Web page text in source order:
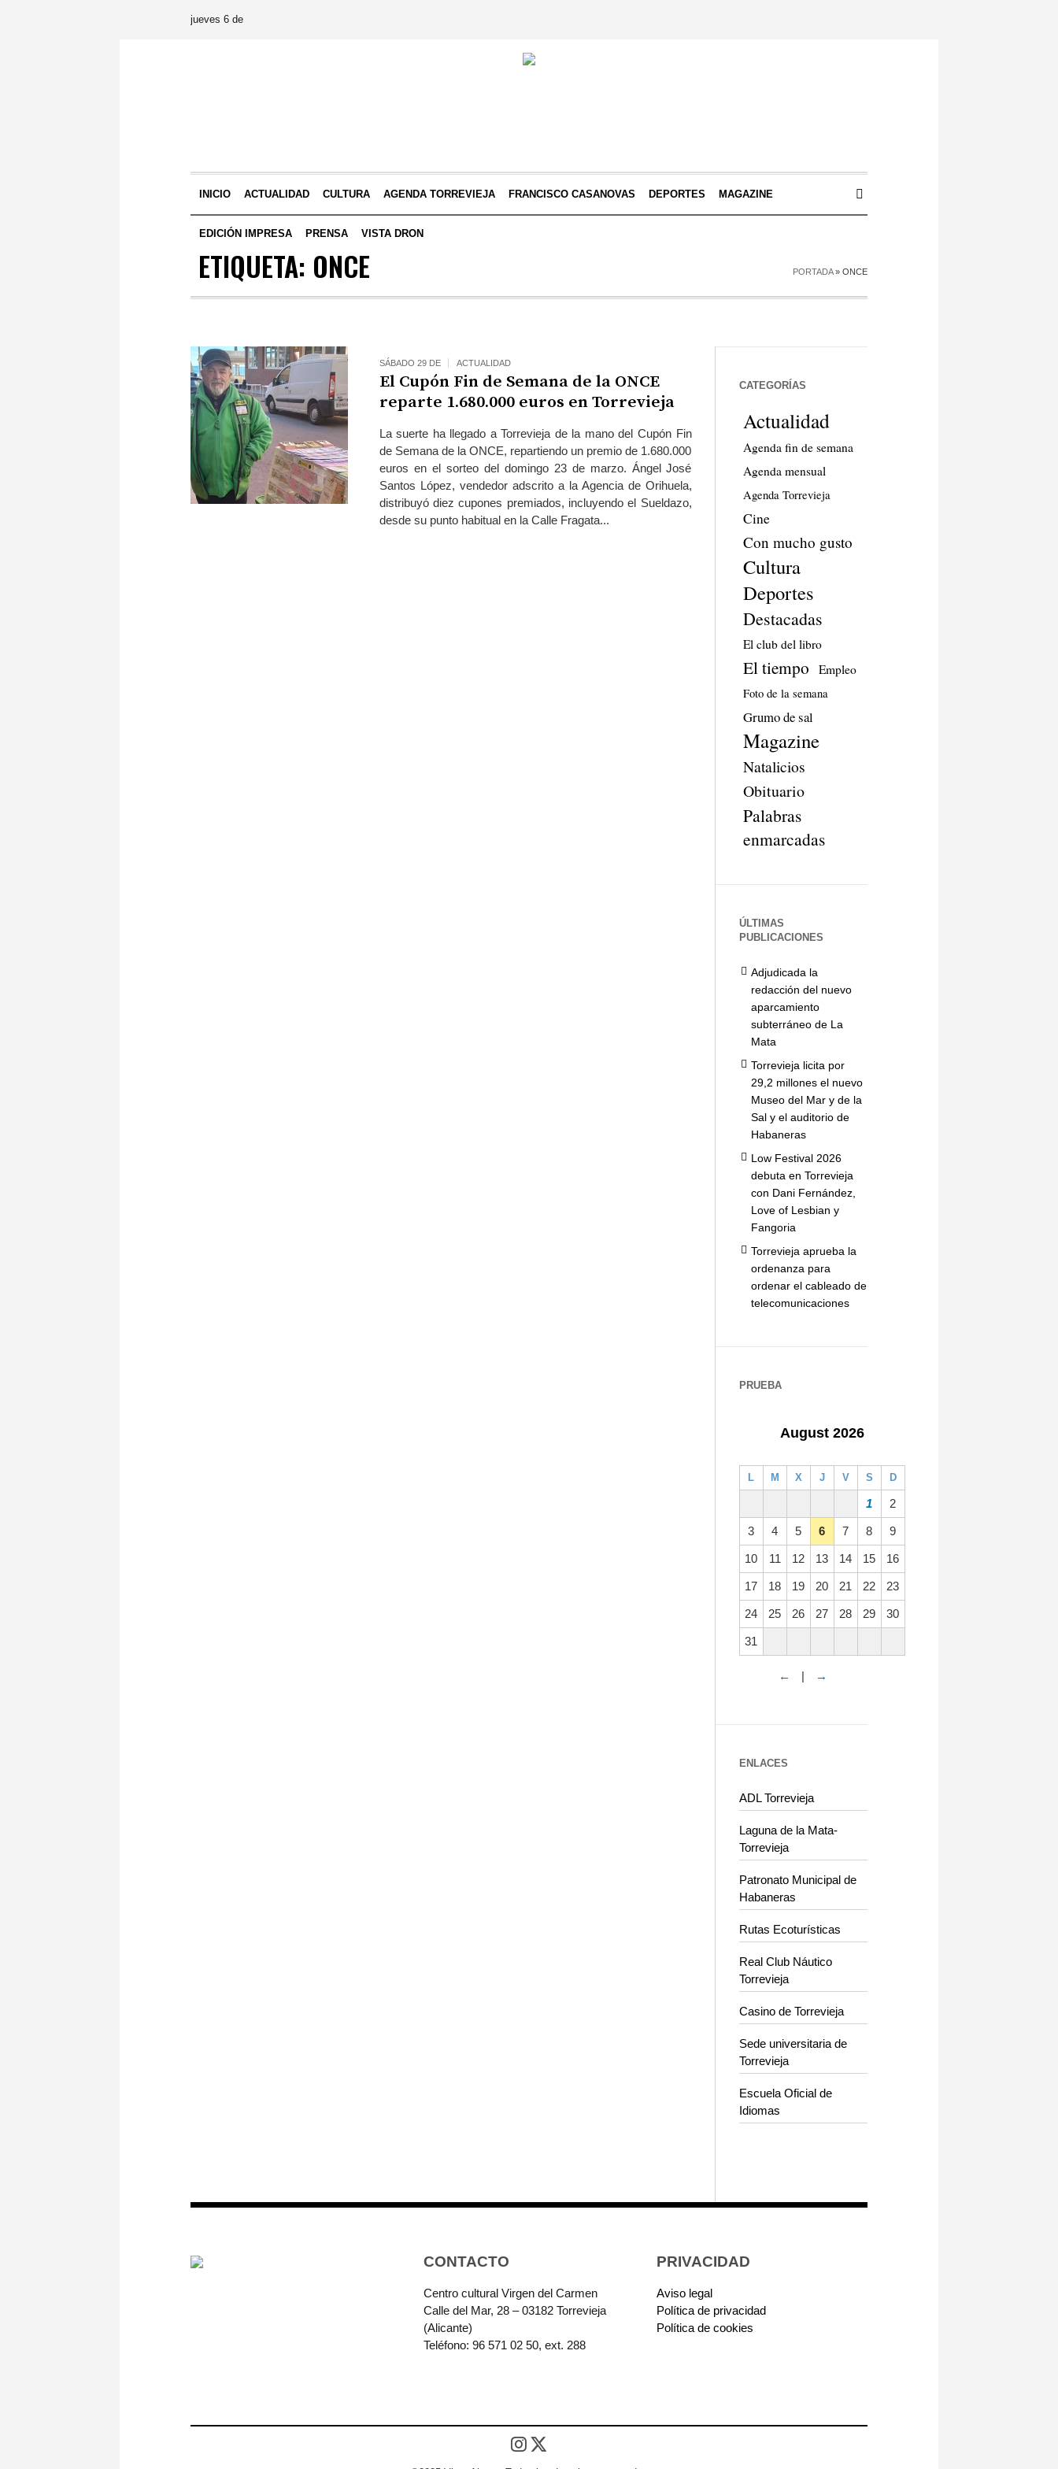
jueves 6 de
INICIO ACTUALIDAD CULTURA AGENDA TORREVIEJA FRANCISCO CASANOVAS DEPORTES MAGAZINE
EDICIÓN IMPRESA PRENSA VISTA DRON
ETIQUETA: ONCE PORTADA» ONCE
SÁBADO 29 DE ACTUALIDAD
El Cupón Fin de Semana de la ONCE
reparte 1.680.000 euros en Torrevieja
La suerte ha llegado a Torrevieja de la mano del Cupón Fin
de Semana de la ONCE, repartiendo un premio de 1.680.000
euros en el sorteo del domingo 23 de marzo. Ángel José
Santos López, vendedor adscrito a la Agencia de Orihuela,
distribuyó diez cupones premiados, incluyendo el Sueldazo,
desde su punto habitual en la Calle Fragata...
CATEGORÍAS
Actualidad
Agenda fin de semana
Agenda mensual
Agenda Torrevieja
Cine
Con mucho gusto
Cultura
Deportes
Destacadas
El club del libro
El tiempo Empleo
Foto de la semana
Grumo de sal
Magazine
Natalicios
Obituario
Palabras
enmarcadas
ÚLTIMAS
PUBLICACIONES
Adjudicada la
redacción del nuevo
aparcamiento
subterráneo de La
Mata
Torrevieja licita por
29,2 millones el nuevo
Museo del Mar y de la
Sal y el auditorio de
Habaneras
Low Festival 2026
debuta en Torrevieja
con Dani Fernández,
Love of Lesbian y
Fangoria
Torrevieja aprueba la
ordenanza para
ordenar el cableado de
telecomunicaciones
PRUEBA
August 2026
L M X J V S D
1 2
3 4 5 6 7 8 9
10 11 12 13 14 15 16
17 18 19 20 21 22 23
24 25 26 27 28 29 30
31
← | →
ENLACES
ADL Torrevieja
Laguna de la Mata-
Torrevieja
Patronato Municipal de
Habaneras
Rutas Ecoturísticas
Real Club Náutico
Torrevieja
Casino de Torrevieja
Sede universitaria de
Torrevieja
Escuela Oficial de
Idiomas
CONTACTO
Centro cultural Virgen del Carmen
Calle del Mar, 28 – 03182 Torrevieja
(Alicante)
Teléfono: 96 571 02 50, ext. 288
PRIVACIDAD
Aviso legal
Política de privacidad
Política de cookies